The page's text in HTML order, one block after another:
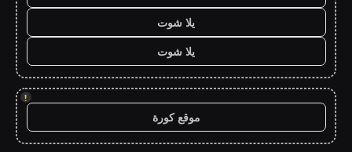
يلا شوت
يلا شوت
!
موقع كورة